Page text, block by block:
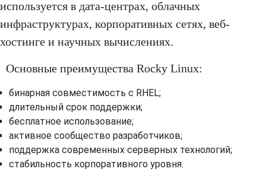
используется в дата-центрах, облачных
инфраструктурах, корпоративных сетях, веб-
хостинге и научных вычислениях.
Основные преимущества Rocky Linux:
бинарная совместимость с RHEL;
длительный срок поддержки;
бесплатное использование;
активное сообщество разработчиков;
поддержка современных серверных технологий;
стабильность корпоративного уровня.